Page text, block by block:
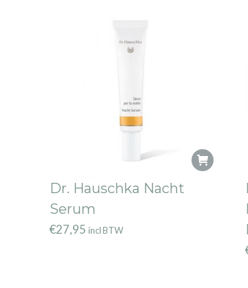
Dr. Hauschka Nacht
Serum
€27,95 incl BTW